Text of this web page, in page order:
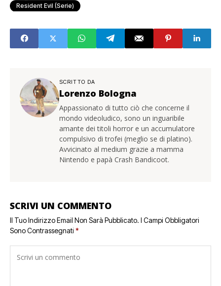
Resident Evil (serie)
SCRITTO DA
Lorenzo Bologna
Appassionato di tutto ciò che concerne il
mondo videoludico, sono un inguaribile
amante dei titoli horror e un accumulatore
compulsivo di trofei (meglio se di platino).
Avvicinato al medium grazie a mamma
Nintendo e papà Crash Bandicoot.
SCRIVI UN COMMENTO
Il Tuo Indirizzo Email Non Sarà Pubblicato. I Campi Obbligatori
Sono Contrassegnati *